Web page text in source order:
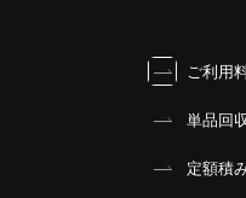
ご利用
単品回
定額積